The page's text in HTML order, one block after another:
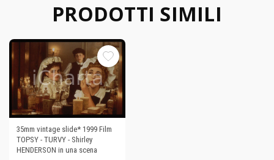
PRODOTTI SIMILI
35mm vintage slide* 1999 Film
TOPSY - TURVY - Shirley
HENDERSON in una scena